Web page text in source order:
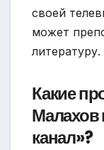
своей
может
литературу.
Какие
Малахов
канал»?